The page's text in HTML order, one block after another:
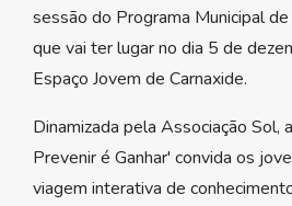
sessão do Programa Municipal
que vai ter lugar no dia 5 de
Espaço Jovem de Carnaxide.
Dinamizada pela Associação Sol,
Prevenir é Ganhar' convida os
viagem interativa de